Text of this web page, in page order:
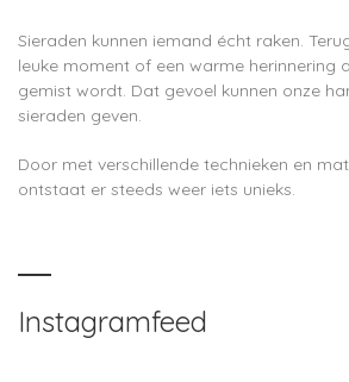
Sieraden kunnen iemand écht raken.
leuke moment of een warme herinnering
gemist wordt. Dat gevoel kunnen onze
sieraden geven.
Door met verschillende technieken en
ontstaat er steeds weer iets unieks.
Instagramfeed